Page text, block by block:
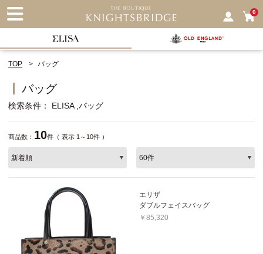
0
TOP バッグ
バッグ
検索条件 ELISA バッグ
商品数： 10件（ 表示 1～10件 ）
エリザ
ダブルフェイスバッグ
￥85,320